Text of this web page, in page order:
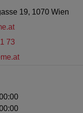
19, 1070 Wien
73